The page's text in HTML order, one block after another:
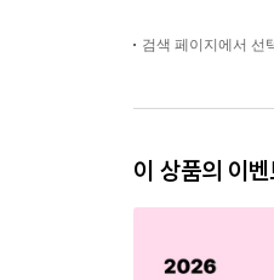
검색 페이지에서 선
이 상품의 이